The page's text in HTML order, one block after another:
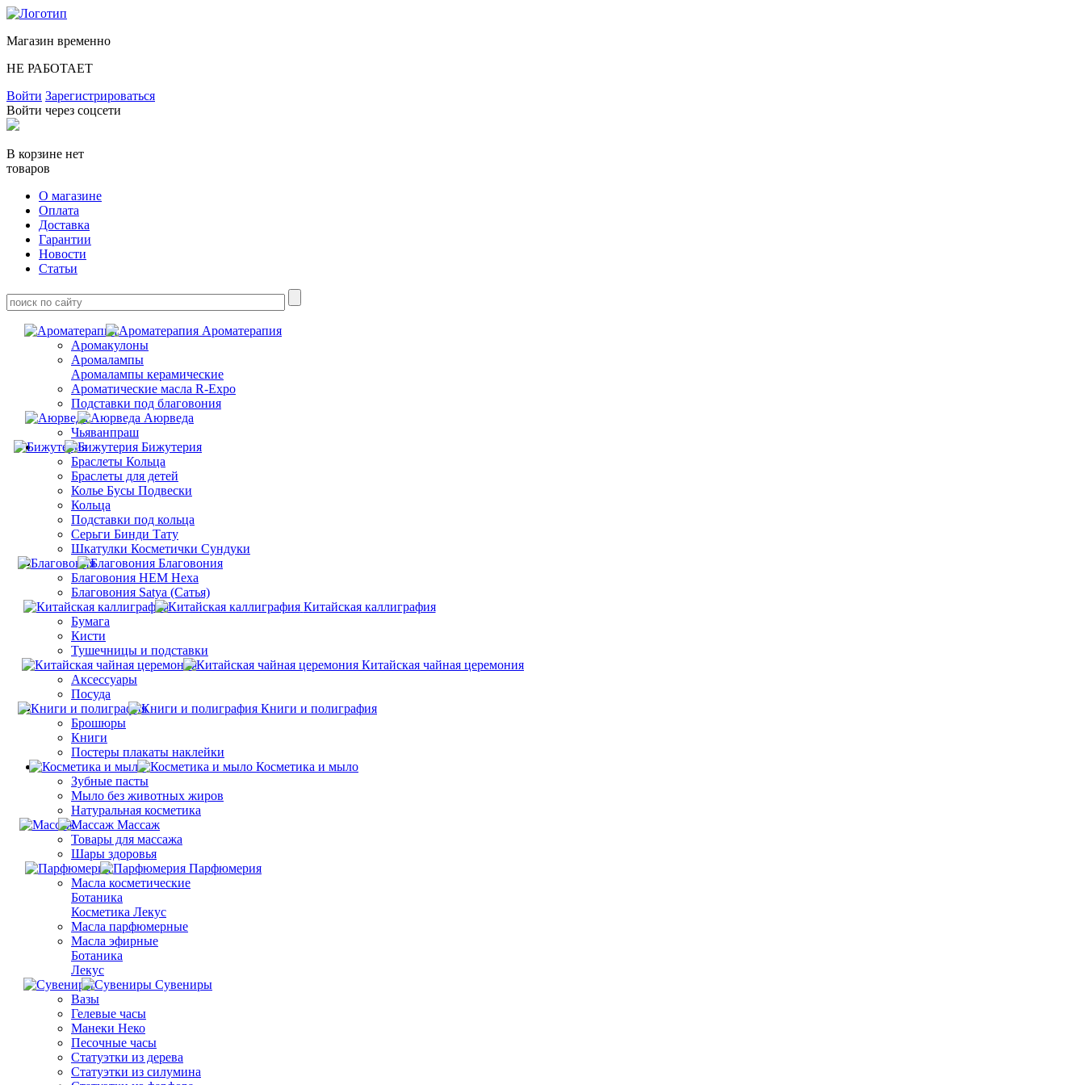
Магазин временно
НЕ РАБОТАЕТ
Войти Зарегистрироваться
Войти через соцсети
В корзине нет
товаров
О магазине
Оплата
Доставка
Гарантии
Новости
Статьи
Ароматерапия
Аромакулоны
Аромалампы
Aромалампы керамические
Ароматические масла R-Expo
Подставки под благовония
Аюрведа
Чьяванпраш
Бижутерия
Браслеты Кольца
Браслеты для детей
Колье Бусы Подвески
Кольца
Подставки под кольца
Серьги Бинди Тату
Шкатулки Косметички Сундуки
Благовония
Благовония HEM Hexa
Благовония Satya (Сатья)
Китайская каллиграфия
Бумага
Кисти
Тушечницы и подставки
Китайская чайная церемония
Аксессуары
Посуда
Книги и полиграфия
Брошюры
Книги
Постеры плакаты наклейки
Косметика и мыло
Зубные пасты
Мыло без животных жиров
Натуральная косметика
Массаж
Товары для массажа
Шары здоровья
Парфюмерия
Масла косметические
Ботаника
Косметика Лекус
Масла парфюмерные
Масла эфирные
Ботаника
Лекус
Сувениры
Вазы
Гелевые часы
Манеки Неко
Песочные часы
Статуэтки из дерева
Статуэтки из силумина